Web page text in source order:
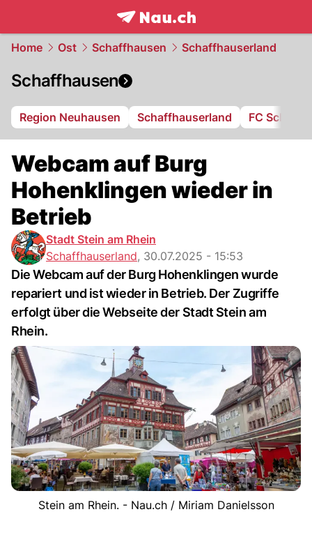
frontpage.NAU.ch
Home Ost Schaffhausen Schaffhauserland
Schaffhausen
Region Neuhausen Schaffhauserland FC
Webcam auf Burg
Hohenklingen wieder in
Betrieb
Stadt Stein am Rhein
Schaffhauserland, 30.07.2025 - 15:53
Die Webcam auf der Burg Hohenklingen wurde
repariert und ist wieder in Betrieb. Der Zugriffe
erfolgt über die Webseite der Stadt Stein am
Rhein.
Stein am Rhein. - Nau.ch / Miriam Danielsson